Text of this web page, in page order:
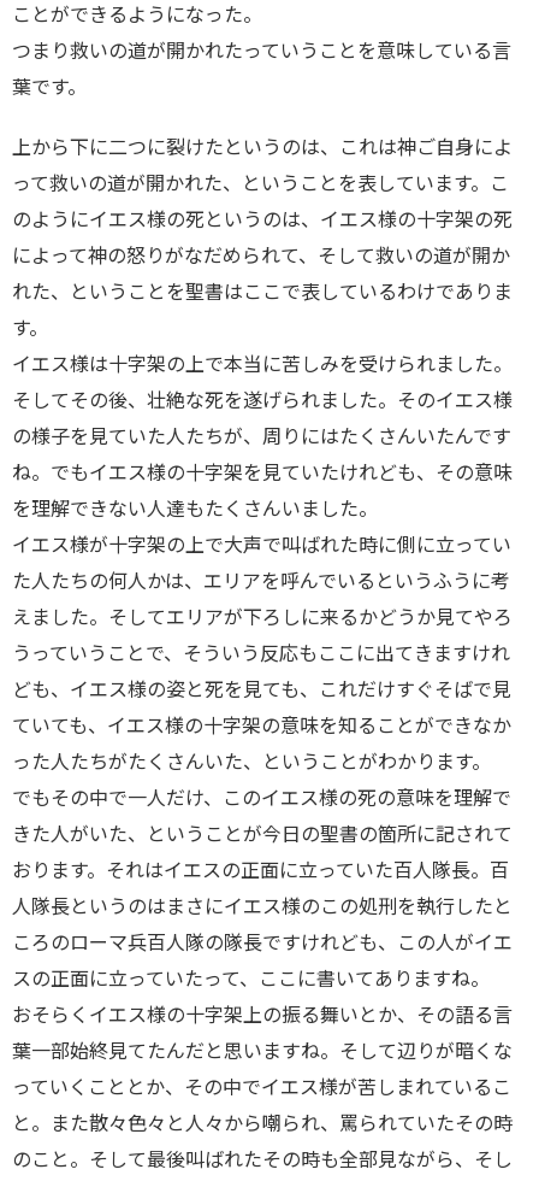
ことができるようになった。
つまり救いの道が開かれたっていうことを意味している言
葉です。
上から下に二つに裂けたというのは、これは神ご自身によ
って救いの道が開かれた、ということを表しています。こ
のようにイエス様の死というのは、イエス様の十字架の死
によって神の怒りがなだめられて、そして救いの道が開か
れた、ということを聖書はここで表しているわけでありま
す。
イエス様は十字架の上で本当に苦しみを受けられました。
そしてその後、壮絶な死を遂げられました。そのイエス様
の様子を見ていた人たちが、周りにはたくさんいたんです
ね。でもイエス様の十字架を見ていたけれども、その意味
を理解できない人達もたくさんいました。
イエス様が十字架の上で大声で叫ばれた時に側に立ってい
た人たちの何人かは、エリアを呼んでいるというふうに考
えました。そしてエリアが下ろしに来るかどうか見てやろ
うっていうことで、そういう反応もここに出てきますけれ
ども、イエス様の姿と死を見ても、これだけすぐそばで見
ていても、イエス様の十字架の意味を知ることができなか
った人たちがたくさんいた、ということがわかります。
でもその中で一人だけ、このイエス様の死の意味を理解で
きた人がいた、ということが今日の聖書の箇所に記されて
おります。それはイエスの正面に立っていた百人隊長。百
人隊長というのはまさにイエス様のこの処刑を執行したと
ころのローマ兵百人隊の隊長ですけれども、この人がイエ
スの正面に立っていたって、ここに書いてありますね。
おそらくイエス様の十字架上の振る舞いとか、その語る言
葉一部始終見てたんだと思いますね。そして辺りが暗くな
っていくこととか、その中でイエス様が苦しまれているこ
と。また散々色々と人々から嘲られ、罵られていたその時
のこと。そして最後叫ばれたその時も全部見ながら、そし